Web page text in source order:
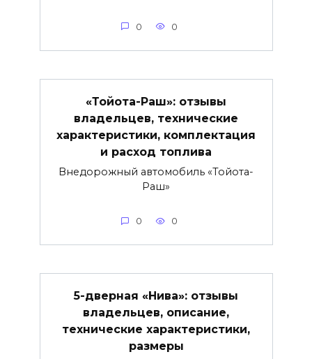
0 0
«Тойота-Раш»: отзывы
владельцев, технические
характеристики, комплектация
и расход топлива
Внедорожный автомобиль «Тойота-
Раш»
0 0
5-дверная «Нива»: отзывы
владельцев, описание,
технические характеристики,
размеры